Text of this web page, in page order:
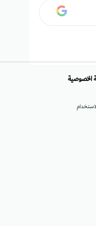
الخصوصية